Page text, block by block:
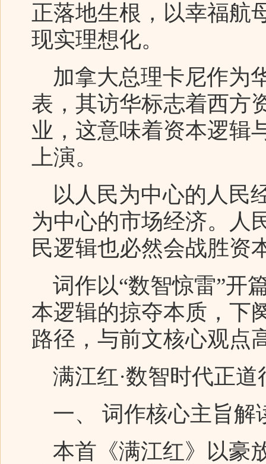
正落地生根，以幸福航
现实理想化。
加拿大总理卡尼作为
表，其访华标志着西方
业，这意味着资本逻辑
上演。
以人民为中心的人民
为中心的市场经济。人
民逻辑也必然会战胜资
词作以“数智惊雷”开
本逻辑的掠夺本质，下
路径，与前文核心观点
满江红·数智时代正
一、 词作核心主旨解
本首《满江红》以豪